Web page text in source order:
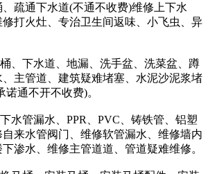
疏通下水道(不通不收费)维修上下水
打火灶、专治卫生间返味、小飞虫、异
、下水道、地漏、洗手盆、洗菜盆、蹲
主管道、建筑疑难堵塞、水泥沙泥浆堵
通不开不收费)。
水管漏水、PPR、PVC、铸铁管、铝塑
来水管阀门、维修软管漏水、维修墙内
渗水、维修主管道道、管道疑难维修。